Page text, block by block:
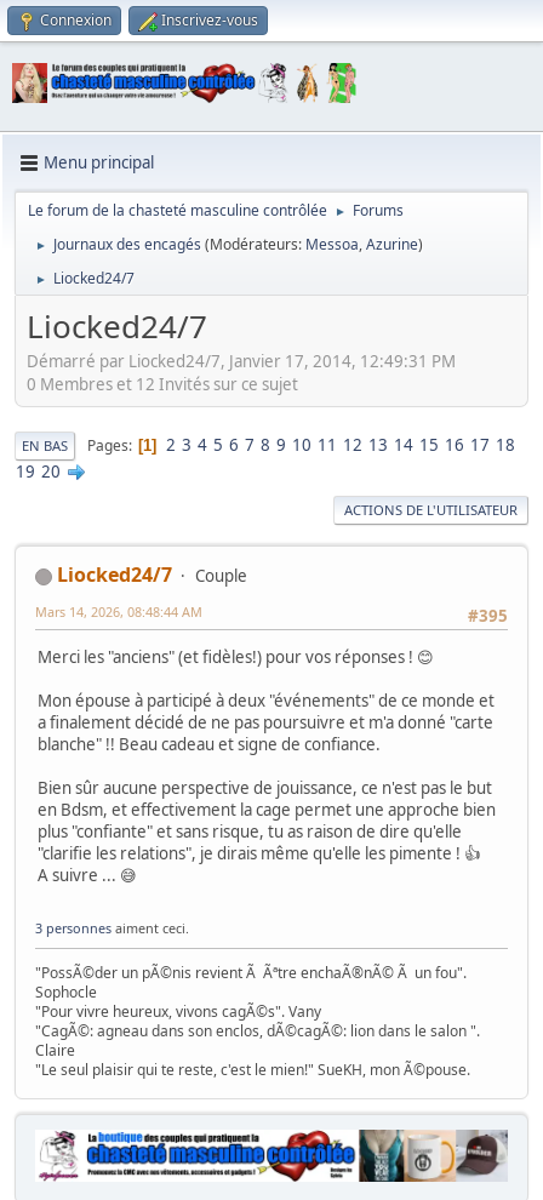
Connexion Inscrivez-vous
Menu principal
Le forum de la chasteté masculine contrôlée ► Forums
► Journaux des encagés (Modérateurs: Messoa,Azurine)
► Liocked24/7
Liocked24/7
Démarré par Liocked24/7, Janvier 17, 2014, 12:49:31 PM
0 Membres et 12 Invités sur ce sujet
EN BAS Pages 1 2 3 4 5 6 7 8 9 10 11 12 13 14 15 16 17 18
19 20
ACTIONS DE L'UTILISATEUR
Liocked24/7
Couple
#395
Mars 14, 2026, 08:48:44 AM
Merci les "anciens" (et fidèles!) pour vos réponses ! 😊
Mon épouse à participé à deux "événements" de ce monde et
a finalement décidé de ne pas poursuivre et m'a donné "carte
blanche" !! Beau cadeau et signe de confiance.
Bien sûr aucune perspective de jouissance, ce n'est pas le but
en Bdsm, et effectivement la cage permet une approche bien
plus "confiante" et sans risque, tu as raison de dire qu'elle
"clarifie les relations", je dirais même qu'elle les pimente ! 👍
A suivre ... 😅
3 personnes aiment ceci.
"PossÃ©der un pÃ©nis revient Ã Ãªtre enchaÃ®nÃ© Ã un fou".
Sophocle
"Pour vivre heureux, vivons cagÃ©s". Vany
"CagÃ©: agneau dans son enclos, dÃ©cagÃ©: lion dans le salon ".
Claire
"Le seul plaisir qui te reste, c'est le mien!" SueKH, mon Ã©pouse.